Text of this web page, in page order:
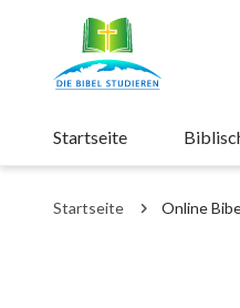
Startseite
Startseite Online